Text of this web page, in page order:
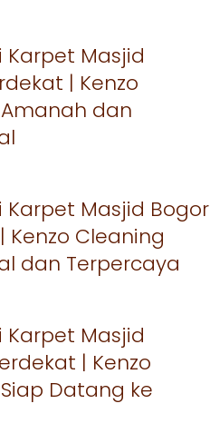
Karpet Masjid
| Kenzo
dan
Karpet Masjid Bogor
Kenzo Cleaning
dan Terpercaya
Karpet Masjid
| Kenzo
Datang ke